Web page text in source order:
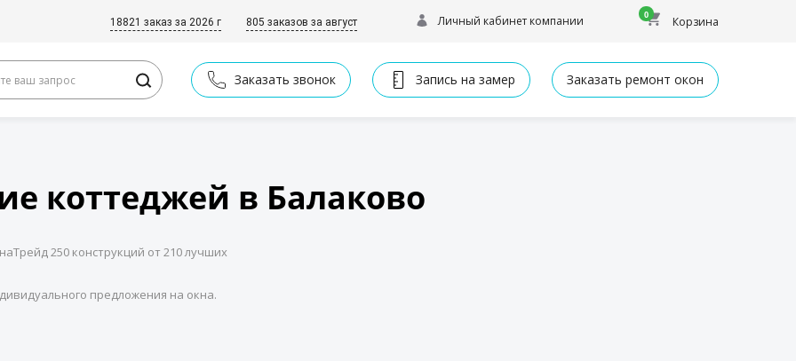
18821 заказ за 2026 г 805 заказов за август Личный кабинет компании 0 Корзина
Заказать звонок Запись на замер Заказать ремонт окон
коттеджей в Балаково
250 конструкций от 210 лучших
предложения на окна.